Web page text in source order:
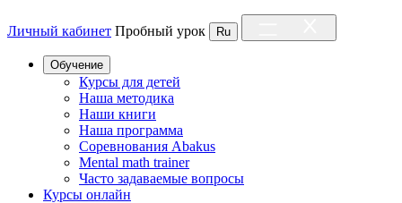
Личный кабинет Пробный урок Ru
Обучение
Курсы для детей
Наша методика
Наши книги
Наша программа
Соревнования Abakus
Mental math trainer
Часто задаваемые вопросы
Курсы онлайн